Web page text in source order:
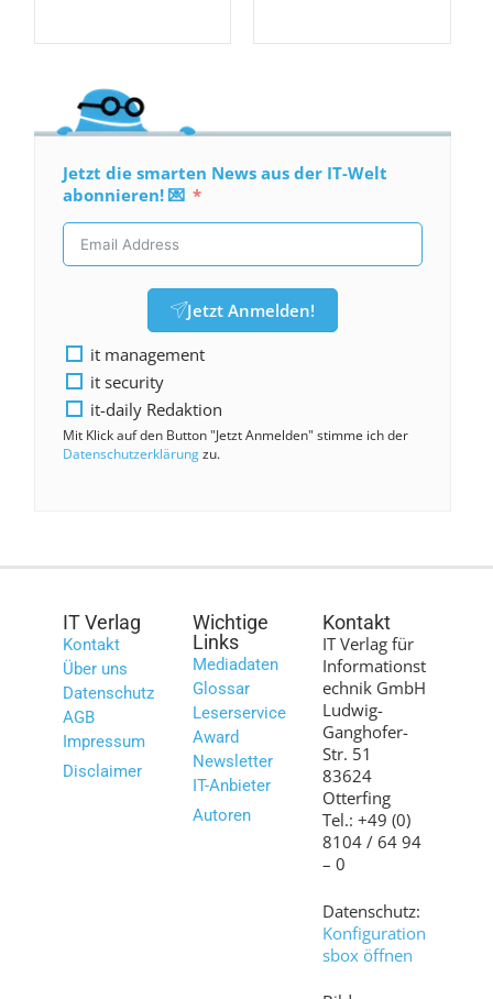
Jetzt die smarten News aus der IT-Welt
abonnieren! 💌
Jetzt Anmelden!
it management
it security
it-daily Redaktion
Mit Klick auf den Button "Jetzt Anmelden" stimme ich der
Datenschutzerklärungzu.
IT Verlag
Kontakt
Über uns
Datenschutz
AGB
Impressum
Disclaimer
Wichtige
Links
Mediadaten
Glossar
Leserservice
Award
Newsletter
IT-Anbieter
Autoren
Kontakt
IT Verlag für
Informationst
echnik GmbH
Ludwig-
Ganghofer-
Str. 51
83624
Otterfing
Tel.: +49 (0)
8104 / 64 94
– 0
Datenschutz:
Konfiguration
sbox öffnen